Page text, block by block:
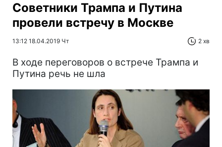
Советники Трампа и Путина
провели встречу в Москве
13:12 18.04.2019 Чт 2 хв
В ходе переговоров о встрече Трампа и
Путина речь не шла